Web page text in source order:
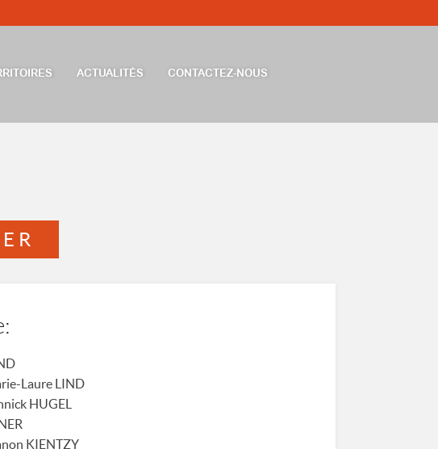
ACTUALITÉS CONTACTEZ-NOUS
Laure LIND
HUGEL
KIENTZY